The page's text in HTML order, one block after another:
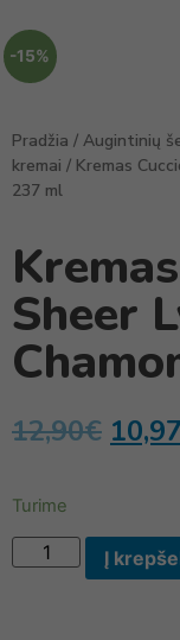
-15%
Pradžia / Augintinių
kremai / Kremas
237 ml
Sheer
12,90€ 10,97
Turime
Į